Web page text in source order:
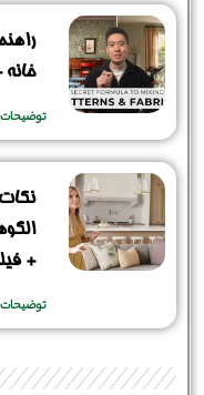
+
نام و نام خانوادگی : *